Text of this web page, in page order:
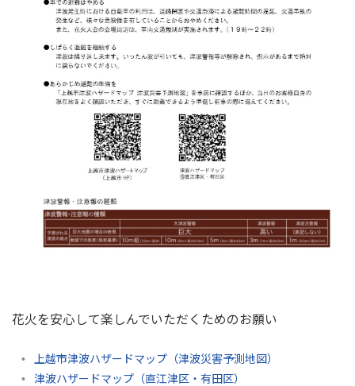
花火を安心して楽しんでいただくためのお願い
上越市津波ハザードマップ（津波災害予測地図）
津波ハザードマップ（直江津区・有田区）